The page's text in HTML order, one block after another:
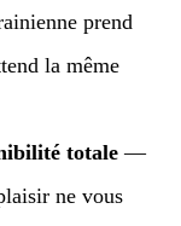
prend
la même
totale —
ne vous